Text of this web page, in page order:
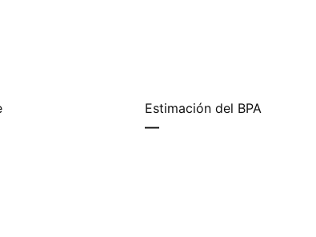
Estimación del BPA
—